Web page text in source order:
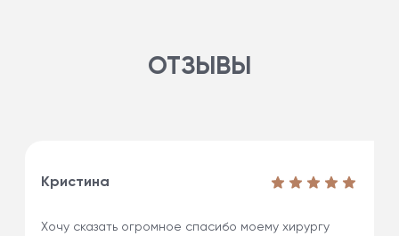
ОТЗЫВЫ
Кристина
Хочу сказать огромное спасибо моему хирургу